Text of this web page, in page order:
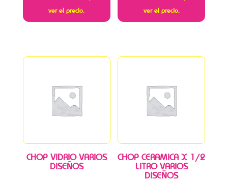
ver el precio.
ver el precio.
CHOP VIDRIO VARIOS
DISEÑOS
CHOP CERAMICA X 1/2
LITRO VARIOS
DISEÑOS